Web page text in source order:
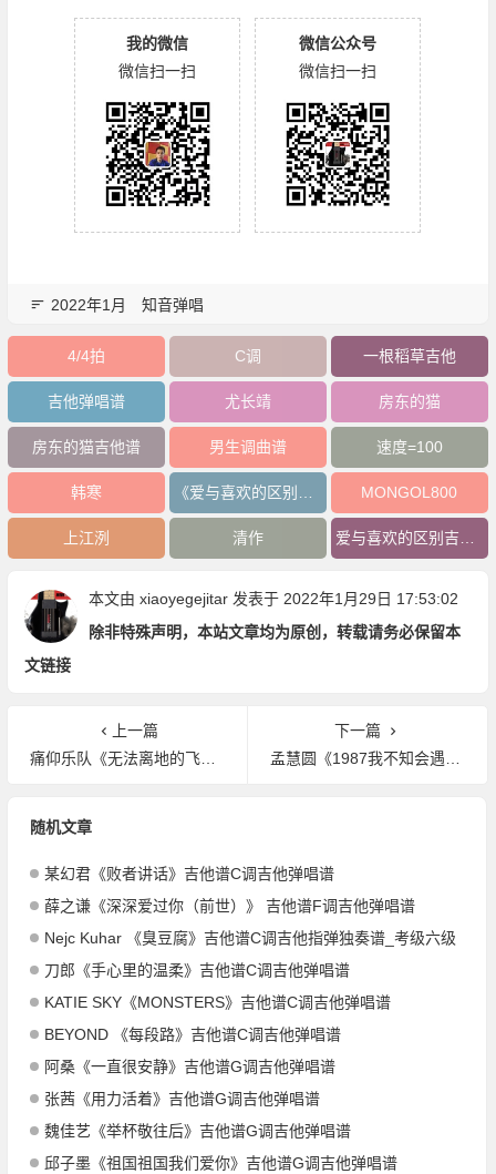
我的微信
微信扫一扫
微信公众号
微信扫一扫
2022年1月 知音弹唱
4/4拍 C调 一根稻草吉他
吉他弹唱谱 尤长靖 房东的猫
房东的猫吉他谱 男生调曲谱 速度=100
韩寒 MONGOL800
上江洌 清作
本文由 xiaoyegejitar发表于 2022年1月29日 17:53:02
除非特殊声明，本站文章均为原创，转载请务必保留本
文链接
上一篇
痛仰乐队《无法离地的飞行》吉他谱G调吉他弹唱谱
下一篇
孟慧圆《1987我不知会遇见你》吉他谱C调吉他弹唱谱
随机文章
某幻君《败者讲话》吉他谱C调吉他弹唱谱
薛之谦《深深爱过你（前世）》 吉他谱F调吉他弹唱谱
Nejc Kuhar 《臭豆腐》吉他谱C调吉他指弹独奏谱_考级六级
刀郎《手心里的温柔》吉他谱C调吉他弹唱谱
KATIE SKY《MONSTERS》吉他谱C调吉他弹唱谱
BEYOND 《每段路》吉他谱C调吉他弹唱谱
阿桑《一直很安静》吉他谱G调吉他弹唱谱
张茜《用力活着》吉他谱G调吉他弹唱谱
魏佳艺《举杯敬往后》吉他谱G调吉他弹唱谱
邱子墨《祖国祖国我们爱你》吉他谱G调吉他弹唱谱